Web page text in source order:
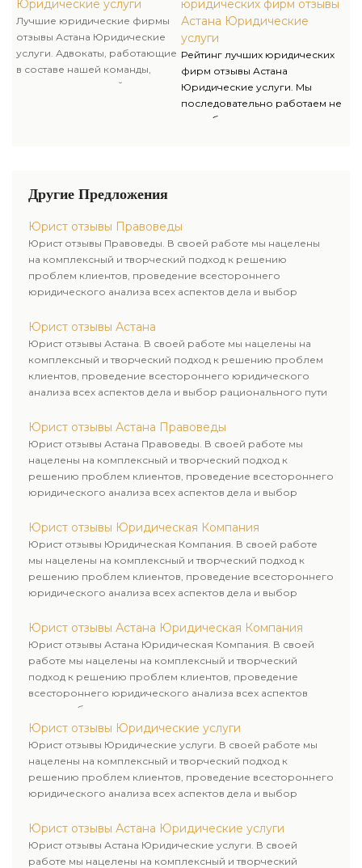
совершении правонарушений
в рамках производства.
Юридические услуги
Лучшие юридические фирмы
отзывы Астана Юридические
услуги. Адвокаты, работающие
в составе нашей команды,
имеют значительный опыт
юридическую компанию
Правоведы, вы занимаетесь
развитием своего бизнеса, а
мы его защитой и
безопасностью.
юридических фирм отзывы
Астана Юридические
услуги
Рейтинг лучших юридических
фирм отзывы Астана
Юридические услуги. Мы
последовательно работаем не
по шаблонам и выходим за
мы его защитой и
безопасностью.
Другие Предложения
Юрист отзывы Правоведы
Юрист отзывы Правоведы. В своей работе мы нацелены
на комплексный и творческий подход к решению
проблем клиентов, проведение всестороннего
юридического анализа всех аспектов дела и выбор
Юрист отзывы Астана
Юрист отзывы Астана. В своей работе мы нацелены на
комплексный и творческий подход к решению проблем
клиентов, проведение всестороннего юридического
анализа всех аспектов дела и выбор рационального пути
Юрист отзывы Астана Правоведы
Юрист отзывы Астана Правоведы. В своей работе мы
нацелены на комплексный и творческий подход к
решению проблем клиентов, проведение всестороннего
юридического анализа всех аспектов дела и выбор
Юрист отзывы Юридическая Компания
Юрист отзывы Юридическая Компания. В своей работе
мы нацелены на комплексный и творческий подход к
решению проблем клиентов, проведение всестороннего
юридического анализа всех аспектов дела и выбор
Юрист отзывы Астана Юридическая Компания
Юрист отзывы Астана Юридическая Компания. В своей
работе мы нацелены на комплексный и творческий
подход к решению проблем клиентов, проведение
всестороннего юридического анализа всех аспектов
дела и выбор рационального пути для его успешного
завершения.
Юрист отзывы Юридические услуги
Юрист отзывы Юридические услуги. В своей работе мы
нацелены на комплексный и творческий подход к
решению проблем клиентов, проведение всестороннего
юридического анализа всех аспектов дела и выбор
Юрист отзывы Астана Юридические услуги
Юрист отзывы Астана Юридические услуги. В своей
работе мы нацелены на комплексный и творческий